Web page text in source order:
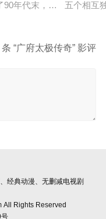
漫画《吾凰在上》。 现
90年代末，怒河市刑侦支
五个相互
条 “广府太极传奇” 影评
经典动漫、无删减电视剧
Rights Reserved